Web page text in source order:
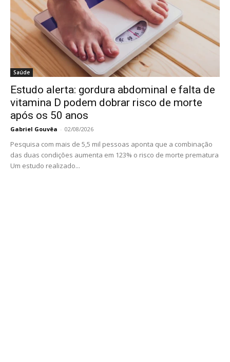
Saúde
Estudo alerta: gordura abdominal e falta de
vitamina D podem dobrar risco de morte
após os 50 anos
Gabriel Gouvêa - 02/08/2026
Pesquisa com mais de 5,5 mil pessoas aponta que a combinação
das duas condições aumenta em 123% o risco de morte prematura
Um estudo realizado...